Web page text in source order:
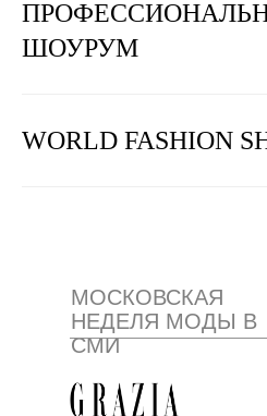
ШОУРУМ
WORLD FASHION
МОСКОВСКАЯ
НЕДЕЛЯ МОДЫ В
СМИ